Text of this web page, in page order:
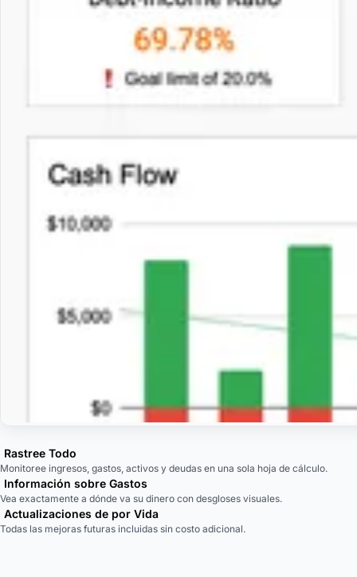
Rastree Todo
Monitoree ingresos, gastos, activos y deudas en una sola hoja de cálculo.
Información sobre Gastos
Vea exactamente a dónde va su dinero con desgloses visuales.
Actualizaciones de por Vida
Todas las mejoras futuras incluidas sin costo adicional.